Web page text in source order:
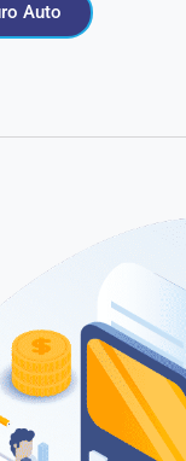
Auto